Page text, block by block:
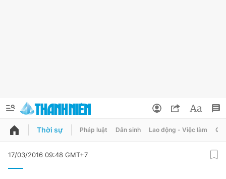
QUẢNG CÁO
Thời sự Pháp luật Dân sinh Lao động - Việc làm
17/03/2016 09:48 GMT+7